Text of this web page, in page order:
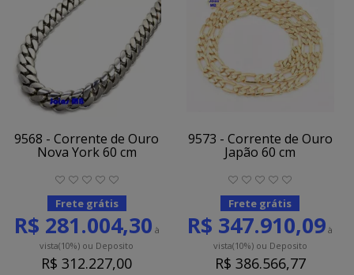
9568 - Corrente de Ouro
Nova York 60 cm
Frete grátis
R$ 281.004,30 à
vista(10%) ou Deposito
R$ 312.227,00
9573 - Corrente de Ouro
Japão 60 cm
Frete grátis
R$ 347.910,09 à
vista(10%)ou Deposito
R$ 386.566,77